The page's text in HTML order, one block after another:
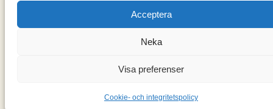
Acceptera
Neka
Visa preferenser
Cookie- och integritetspolicy